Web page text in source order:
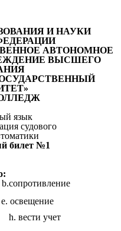
И НАУКИ
АВТОНОМНОЕ
ВЫСШЕГО
язык
судового
билет №1
e. освещение
h. вести учет